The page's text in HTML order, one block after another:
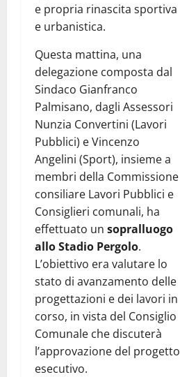
e propria rinascita sportiva
e urbanistica.
Questa mattina, una
delegazione composta dal
Sindaco Gianfranco
Palmisano, dagli Assessori
Nunzia Convertini (Lavori
Pubblici) e Vincenzo
Angelini (Sport), insieme a
membri della Commissione
consiliare Lavori Pubblici e
Consiglieri comunali, ha
effettuato un sopralluogo
allo Stadio Pergolo.
L’obiettivo era valutare lo
stato di avanzamento delle
progettazioni e dei lavori in
corso, in vista del Consiglio
Comunale che discuterà
l’approvazione del progetto
esecutivo.